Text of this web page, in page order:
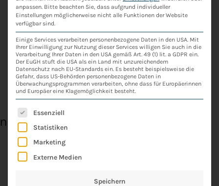
den in Ihrer Arbeit mit den Men­
schen mit Autis­mus durch die Lei­
tungs­ebe­ne fach­kun­dig beglei­tet
und bera­ten. Das Ent­wick­lungs­po­
ten­ti­al jedes Ein­zel­nen wird wahr­
ge­nom­men und gefördert.
Der Auf­bau eines guten Kon­takts
und einer ver­trau­ens­vol­len und
trag­fä­hi­gen (Arbeits-) Bezie­hung
zum Kli­en­ten steht nach einer
anpassen. Bitte beachten Sie, dass aufgrund individueller
Einstellungen möglicherweise nicht alle Funktionen der Website
verfügbar sind.
Einige Services verarbeiten personenbezogene Daten in den USA. Mit
Ihrer Einwilligung zur Nutzung dieser Services willigen Sie auch in die
Verarbeitung Ihrer Daten in den USA gemäß Art. 49 (1) lit. a GDPR ein.
Der EuGH stuft die USA als ein Land mit unzureichendem
Datenschutz nach EU-Standards ein. Es besteht beispielsweise die
Gefahr, dass US-Behörden personenbezogene Daten in
Überwachungsprogrammen verarbeiten, ohne dass für Europäerinnen
und Europäer eine Klagemöglichkeit besteht.
Es folgt eine Liste der Service-Gruppen, für
Essenziell
Statistiken
Marketing
Externe Medien
Speichern